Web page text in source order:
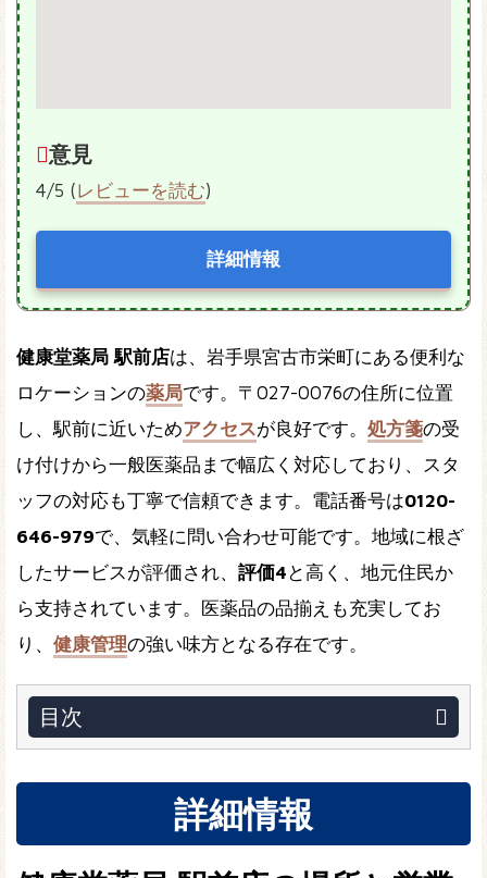
意見
4/5 (レビューを読む)
詳細情報
健康堂薬局 駅前店は、岩手県宮古市栄町にある便利な
ロケーションの薬局です。〒027-0076の住所に位置
し、駅前に近いためアクセスが良好です。 処方箋の受
け付けから一般医薬品まで幅広く対応しており、スタ
ッフの対応も丁寧で信頼できます。電話番号は0120-
646-979で、気軽に問い合わせ可能です。地域に根ざ
したサービスが評価され、 評価4 と高く、地元住民か
ら支持されています。医薬品の品揃えも充実してお
り、 健康管理の強い味方となる存在です。
目次
詳細情報